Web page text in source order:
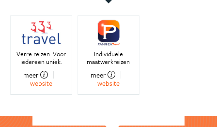
Verre reizen. Voor
iedereen uniek.
meer
website
Individuele
maatwerkreizen
meer
website